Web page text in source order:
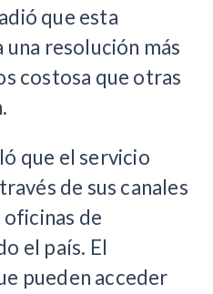
que esta
resolución más
costosa que otras
que el servicio
de sus canales
oficinas de
el país. El
pueden acceder